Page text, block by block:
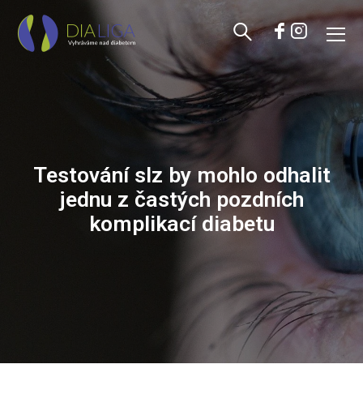
Testování slz by mohlo odhalit
jednu z častých pozdních
komplikací diabetu